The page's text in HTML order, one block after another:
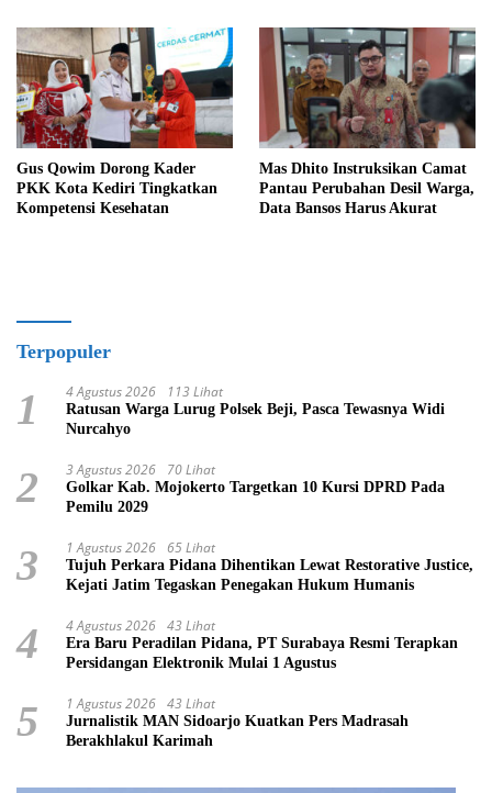
Gus Qowim Dorong Kader
PKK Kota Kediri Tingkatkan
Kompetensi Kesehatan
Mas Dhito Instruksikan Camat
Pantau Perubahan Desil Warga,
Data Bansos Harus Akurat
Terpopuler
1 4 Agustus 2026 113 Lihat
Ratusan Warga Lurug Polsek Beji, Pasca Tewasnya Widi
Nurcahyo
2 3 Agustus 2026 70 Lihat
Golkar Kab. Mojokerto Targetkan 10 Kursi DPRD Pada
Pemilu 2029
3 1 Agustus 2026 65 Lihat
Tujuh Perkara Pidana Dihentikan Lewat Restorative Justice,
Kejati Jatim Tegaskan Penegakan Hukum Humanis
4 4 Agustus 2026 43 Lihat
Era Baru Peradilan Pidana, PT Surabaya Resmi Terapkan
Persidangan Elektronik Mulai 1 Agustus
5 1 Agustus 2026 43 Lihat
Jurnalistik MAN Sidoarjo Kuatkan Pers Madrasah
Berakhlakul Karimah